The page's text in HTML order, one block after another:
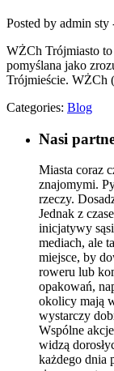
Posted by admin sty
WŻCh Trójmiasto to
pomyślana jako
Trójmieście. WŻCh
Categories: Blog
Nasi
Miasta coraz
znajomymi.
rzeczy.
Jednak z
inicjatywy
mediach, ale
miejsce, by
roweru lub
opakowań,
okolicy mają
wystarczy
Wspólne
widzą
każdego dnia